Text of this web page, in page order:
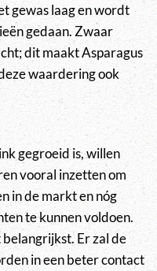
gewas laag en wordt
gedaan. Zwaar
dit maakt Asparagus
waardering ook
gegroeid is, willen
vooral inzetten om
in de markt en nóg
te kunnen voldoen.
Er zal de
in een beter contact